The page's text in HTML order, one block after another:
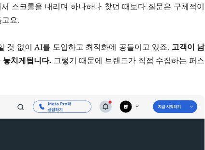
스크롤을 내리며 하나하나 찾던 때보다 질문은 구체적이
요.
것 없이 AI를 도입하고 최적화에 공들이고 있죠. 고객이 남
치게됩니다. 그렇기 때문에 브랜드가 직접 수집하는 퍼스